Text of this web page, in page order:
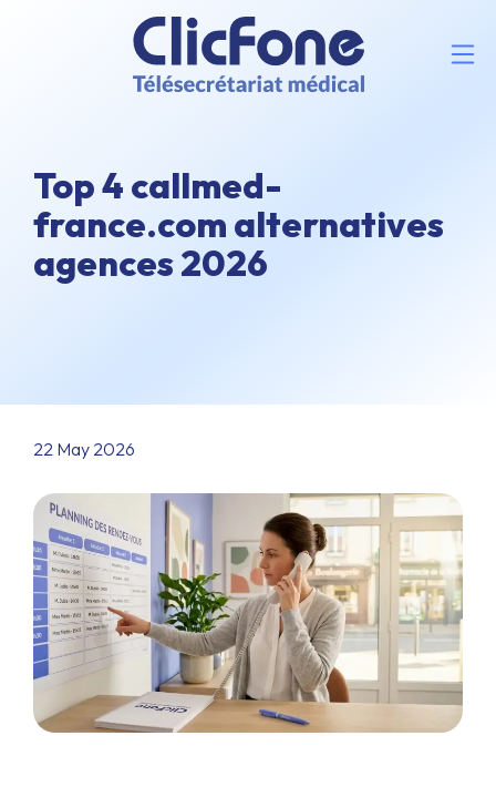
Top 4 callmed-
france.com alternatives
agences 2026
22 May 2026